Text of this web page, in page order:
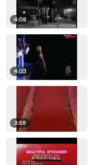
4:08
4:03
3:58